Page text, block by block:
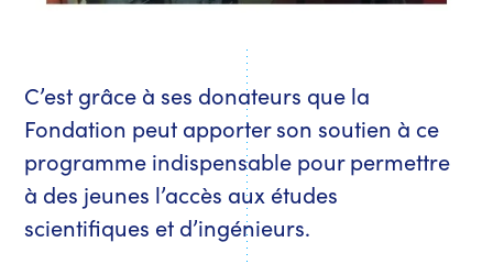
C’est grâce à ses donateurs que la
Fondation peut apporter son soutien à ce
programme indispensable pour permettre
à des jeunes l’accès aux études
scientifiques et d’ingénieurs.